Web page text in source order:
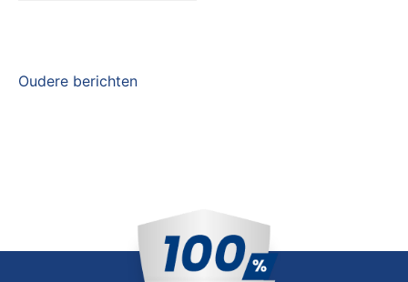
Berichtennavigatie
Oudere berichten